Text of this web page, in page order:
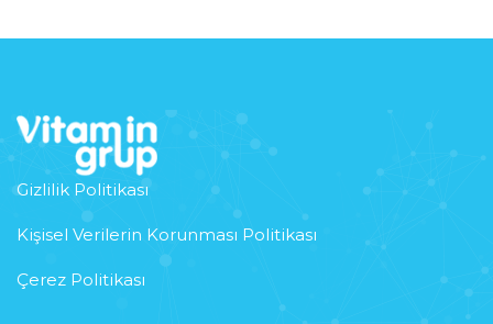
Gizlilik Politikası
Kişisel Verilerin Korunması Politikası
Çerez Politikası